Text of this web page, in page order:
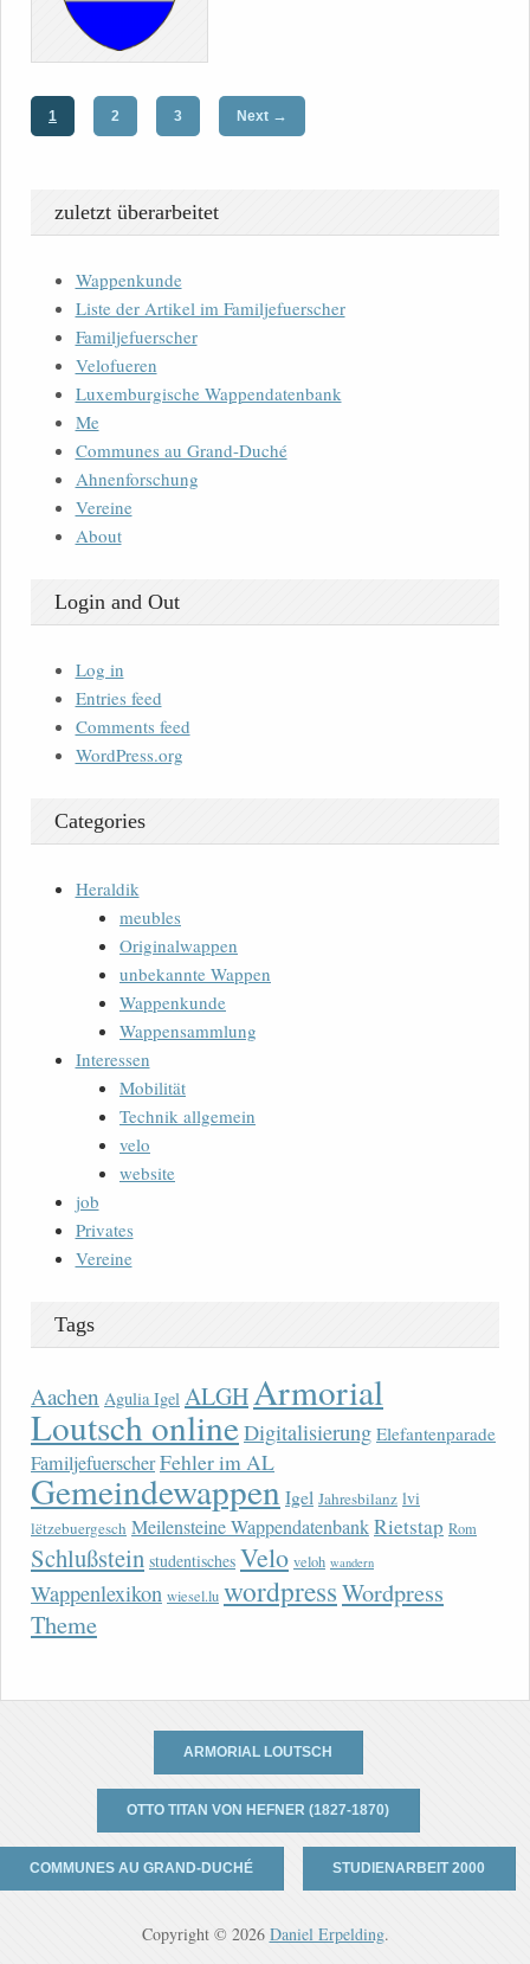
1 2 3 Next →
zuletzt überarbeitet
Wappenkunde
Liste der Artikel im Familjefuerscher
Familjefuerscher
Velofueren
Luxemburgische Wappendatenbank
Me
Communes au Grand-Duché
Ahnenforschung
Vereine
About
Login and Out
Log in
Entries feed
Comments feed
WordPress.org
Categories
Heraldik
meubles
Originalwappen
unbekannte Wappen
Wappenkunde
Wappensammlung
Interessen
Mobilität
Technik allgemein
velo
website
job
Privates
Vereine
Tags
Aachen Agulia Igel ALGHArmorial
Loutsch onlineDigitalisierung Elefantenparade
FamiljefuerscherFehler im AL
Gemeindewappen Igel Jahresbilanz lvi
lëtzebuergesch Meilensteine WappendatenbankRietstap Rom
Schlußstein studentisches Velo veloh wandern
Wappenlexikon wiesel.lu wordpressWordpress
Theme
ARMORIAL LOUTSCH
OTTO TITAN VON HEFNER (1827-1870)
COMMUNES AU GRAND-DUCHÉ STUDIENARBEIT 2000
Copyright © 2026 Daniel Erpelding.